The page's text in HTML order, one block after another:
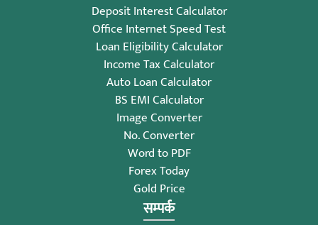
Deposit Interest Calculator
Office Internet Speed Test
Loan Eligibility Calculator
Income Tax Calculator
Auto Loan Calculator
BS EMI Calculator
Image Converter
No. Converter
Word to PDF
Forex Today
Gold Price
सम्पर्क